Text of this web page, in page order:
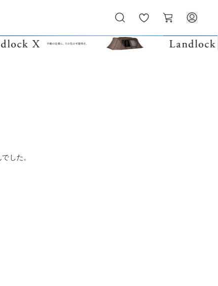
気
に
ー
ト
した。